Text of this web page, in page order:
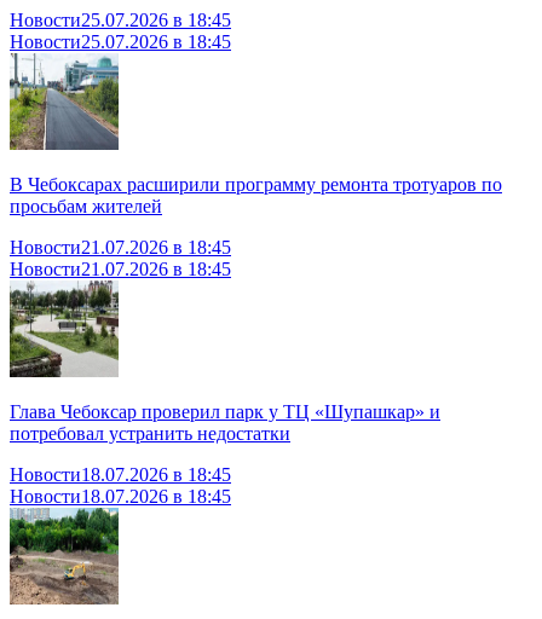
Новости25.07.2026 в 18:45
Новости25.07.2026 в 18:45
В Чебоксарах расширили программу ремонта тротуаров по
просьбам жителей
Новости21.07.2026 в 18:45
Новости21.07.2026 в 18:45
Глава Чебоксар проверил парк у ТЦ «Шупашкар» и
потребовал устранить недостатки
Новости18.07.2026 в 18:45
Новости18.07.2026 в 18:45